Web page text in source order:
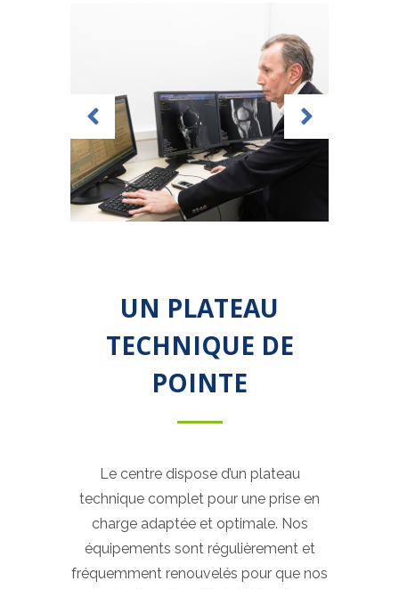
UN PLATEAU
TECHNIQUE DE
POINTE
Le centre dispose d’un plateau
technique complet pour une prise en
charge adaptée et optimale. Nos
équipements sont régulièrement et
fréquemment renouvelés pour que nos